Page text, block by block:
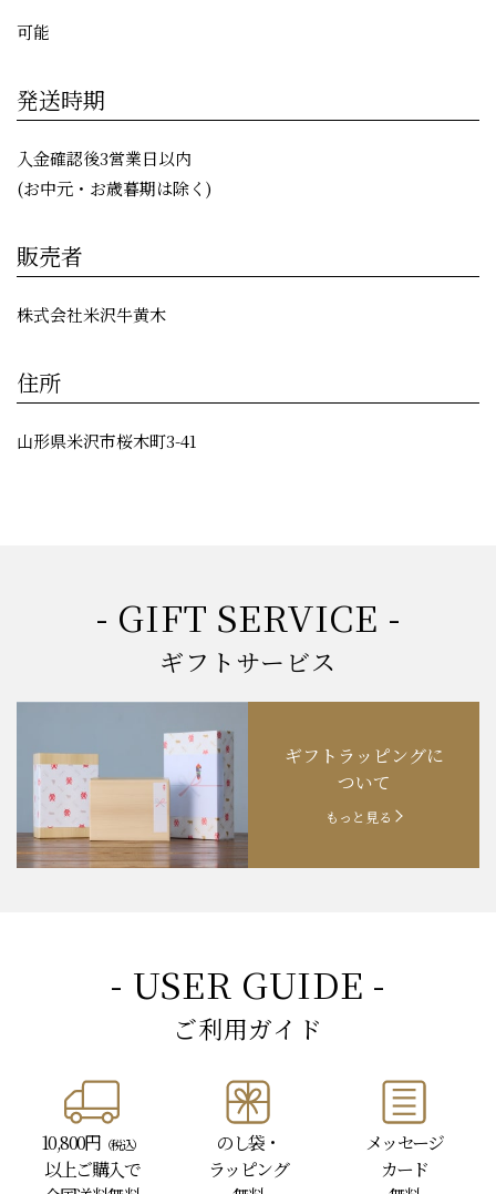
可能
発送時期
入金確認後3営業日以内
(お中元・お歳暮期は除く)
販売者
株式会社米沢牛黄木
住所
山形県米沢市桜木町3-41
- GIFT SERVICE -
ギフトサービス
ギフトラッピングに
ついて
もっと見る
- USER GUIDE -
ご利用ガイド
10,800円（税込）
以上ご購入で
のし袋・
ラッピング
メッセージ
カード